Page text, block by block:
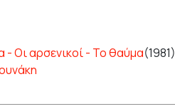
- Οι αρσενικοί - Το θαύμα(1981)